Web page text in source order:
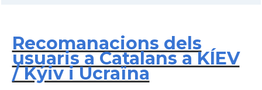
Recomanacions dels
usuaris a Catalans a KÍEV
/ Kýiv i Ucraïna